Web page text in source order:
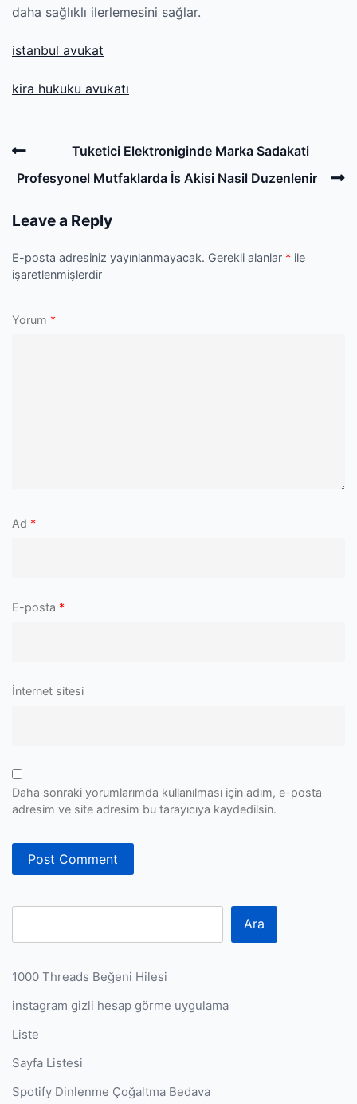
daha sağlıklı ilerlemesini sağlar.
istanbul avukat
kira hukuku avukatı
Post
navigation
Previous
Post
Tuketici Elektroniginde Marka Sadakati
Profesyonel Mutfaklarda İs Akisi Nasil Duzenlenir
Leave a Reply
E-posta adresiniz yayınlanmayacak. Gerekli alanlar * ile
işaretlenmişlerdir
Yorum *
Ad *
E-posta *
İnternet sitesi
Daha sonraki yorumlarımda kullanılması için adım, e-posta
adresim ve site adresim bu tarayıcıya kaydedilsin.
Ara
1000 Threads Beğeni Hilesi
instagram gizli hesap görme uygulama
Liste
Sayfa Listesi
Spotify Dinlenme Çoğaltma Bedava